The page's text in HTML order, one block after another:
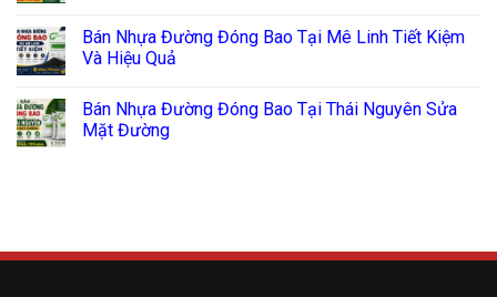
Bán Nhựa Đường Đóng Bao Tại Mê Linh Tiết Kiệm
Và Hiệu Quả
Bán Nhựa Đường Đóng Bao Tại Thái Nguyên Sửa
Mặt Đường